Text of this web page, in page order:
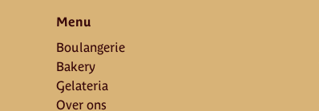
Menu
Boulangerie
Bakery
Gelateria
Over ons